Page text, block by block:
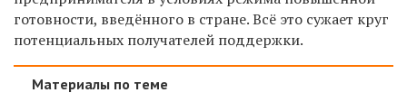
готовности, введённого в стране. Всё это сужает круг
потенциальных получателей поддержки.
Материалы по теме